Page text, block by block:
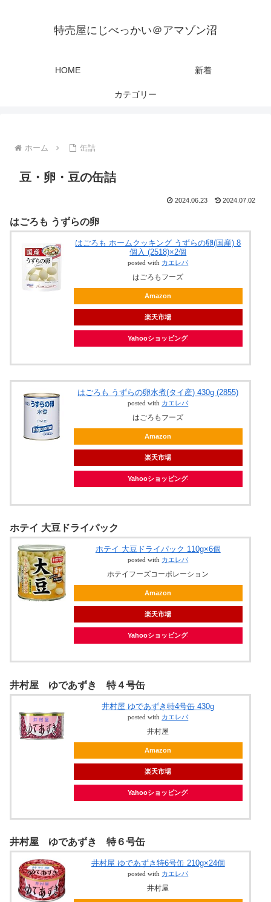
特売屋にじべっかい＠アマゾン沼
HOME 新着
カテゴリー
ホーム 缶詰
豆・卵・豆の缶詰
2024.06.23 2024.07.02
はごろも うずらの卵
はごろも ホームクッキング うずらの卵(国産) 8
個入 (2518)×2個
posted with カエレバ
はごろもフーズ
Amazon
楽天市場
Yahooショッピング
はごろも うずらの卵水煮(タイ産) 430g (2855)
posted with カエレバ
はごろもフーズ
Amazon
楽天市場
Yahooショッピング
ホテイ 大豆ドライパック
ホテイ 大豆ドライパック 110g×6個
posted with カエレバ
ホテイフーズコーポレーション
Amazon
楽天市場
Yahooショッピング
井村屋 ゆであずき 特４号缶
井村屋 ゆであずき特4号缶 430g
posted with カエレバ
井村屋
Amazon
楽天市場
Yahooショッピング
井村屋 ゆであずき 特６号缶
井村屋 ゆであずき特6号缶 210g×24個
posted with カエレバ
井村屋